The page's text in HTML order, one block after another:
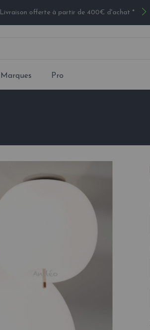
Livraison offerte à partir de 400€ d'achat *
Marques Pro